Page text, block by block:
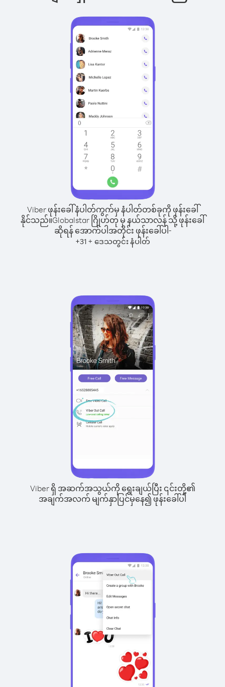
Viber ဖုန်းခေါ်နံပါတ်ကွက်မှ နံပါတ်တစ်ခုကို ဖုန်းခေါ်
နိုင်သည်။Globalstar ဂြိုဟ်တု မှ နယ်သာလန် သို့ ဖုန်းခေါ်
ဆိုရန် အောက်ပါအတိုင်း ဖုန်းခေါ်ပါ-
+31+ ဒေသတွင်း နံပါတ်
Viber ရှိ အဆက်အသွယ်ကို ရွေးချယ်ပြီး ၎င်းတို့၏
အချက်အလက် မျက်နှာပြင်မှနေ၍ ဖုန်းခေါ်ပါ